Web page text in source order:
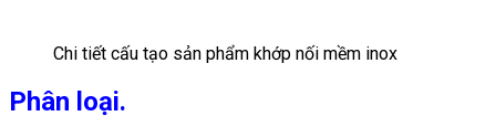
Chi tiết cấu tạo sản phẩm khớp nối mềm inox
Phân loại.